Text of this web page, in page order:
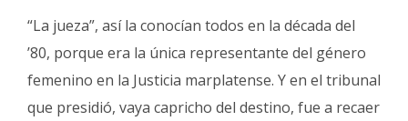
“La jueza”, así la conocían todos en la década del
’80, porque era la única representante del género
femenino en la Justicia marplatense. Y en el tribunal
que presidió, vaya capricho del destino, fue a recaer